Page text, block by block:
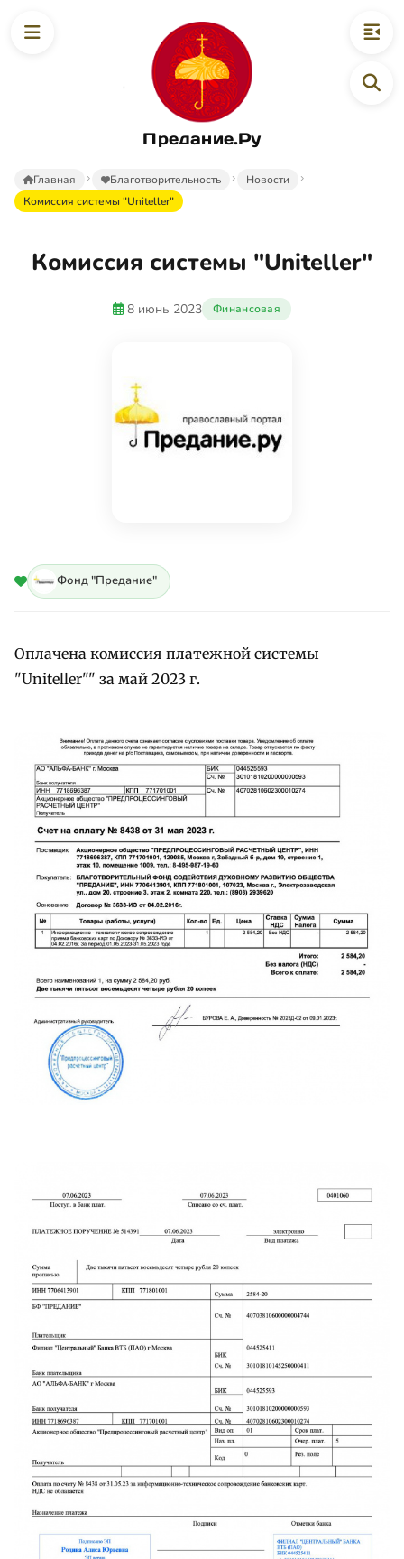
Предание.Ру
Главная Благотворительность
Новости
Комиссия системы "Uniteller"
Комиссия системы "Uniteller"
8 июнь 2023 Финансовая
Фонд "Предание"
Оплачена комиссия платежной системы
"Uniteller"" за май 2023 г.